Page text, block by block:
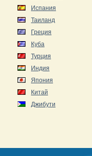
Испания
Таиланд
Греция
Куба
Турция
Индия
Япония
Китай
Джибути